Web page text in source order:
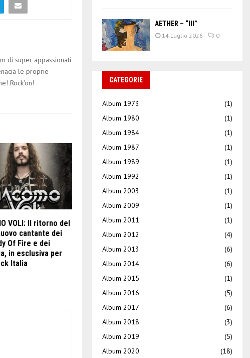
di super appassionati
le proprie
Rock'on!
VOLI: Il ritorno del
cantante dei
Of Fire e dei
in esclusiva per
Italia
AETHER – “III”
14 Luglio 2026 0
CATEGORIE
Album 1973
(1)
Album 1980
(1)
Album 1984
(1)
Album 1987
(1)
Album 1989
(1)
Album 1992
(1)
Album 2003
(1)
Album 2009
(1)
Album 2011
(1)
Album 2012
(4)
Album 2013
(6)
Album 2014
(6)
Album 2015
(1)
Album 2016
(5)
Album 2017
(6)
Album 2018
(3)
Album 2019
(5)
Album 2020
(18)